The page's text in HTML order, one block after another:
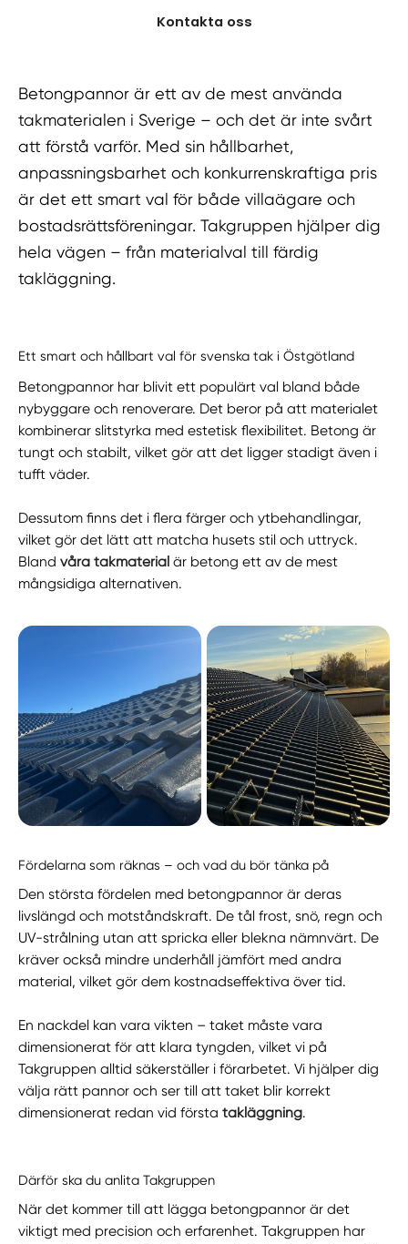
Kontakta oss
Betongpannor är ett av de mest använda
takmaterialen i Sverige – och det är inte svårt
att förstå varför. Med sin hållbarhet,
anpassningsbarhet och konkurrenskraftiga pris
är det ett smart val för både villaägare och
bostadsrättsföreningar. Takgruppen hjälper dig
hela vägen – från materialval till färdig
takläggning.
Ett smart och hållbart val för svenska tak i Östgötland
Betongpannor har blivit ett populärt val bland både
nybyggare och renoverare. Det beror på att materialet
kombinerar slitstyrka med estetisk flexibilitet. Betong är
tungt och stabilt, vilket gör att det ligger stadigt även i
tufft väder.
Dessutom finns det i flera färger och ytbehandlingar,
vilket gör det lätt att matcha husets stil och uttryck.
Blandvåra takmaterial är betong ett av de mest
mångsidiga alternativen.
Fördelarna som räknas – och vad du bör tänka på
Den största fördelen med betongpannor är deras
livslängd och motståndskraft. De tål frost, snö, regn och
UV-strålning utan att spricka eller blekna nämnvärt. De
kräver också mindre underhåll jämfört med andra
material, vilket gör dem kostnadseffektiva över tid.
En nackdel kan vara vikten – taket måste vara
dimensionerat för att klara tyngden, vilket vi på
Takgruppen alltid säkerställer i förarbetet. Vi hjälper dig
välja rätt pannor och ser till att taket blir korrekt
dimensionerat redan vid förstatakläggning.
Därför ska du anlita Takgruppen
När det kommer till att lägga betongpannor är det
viktigt med precision och erfarenhet. Takgruppen har